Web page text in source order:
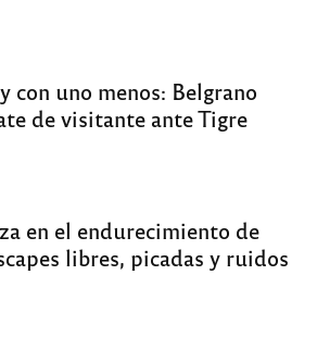
con uno menos: Belgrano
de visitante ante Tigre
en el endurecimiento de
libres, picadas y ruidos